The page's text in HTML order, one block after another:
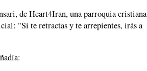
de Heart4Iran, una parroquia cristiana
"Si te retractas y te arrepientes, irás a